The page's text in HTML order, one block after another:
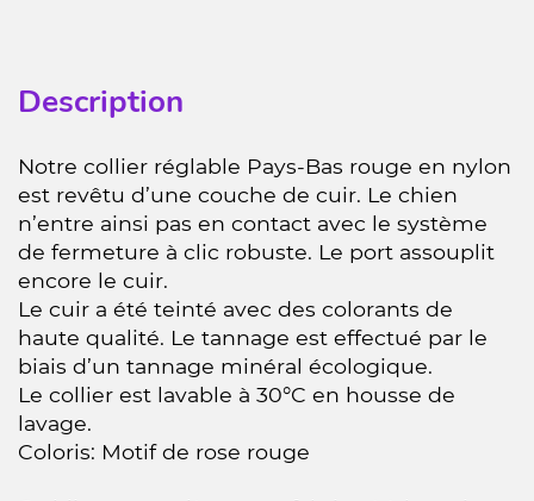
Description
Notre collier réglable Pays-Bas rouge en nylon
est revêtu d’une couche de cuir. Le chien
n’entre ainsi pas en contact avec le système
de fermeture à clic robuste. Le port assouplit
encore le cuir.
Le cuir a été teinté avec des colorants de
haute qualité. Le tannage est effectué par le
biais d’un tannage minéral écologique.
Le collier est lavable à 30°C en housse de
lavage.
Coloris: Motif de rose rouge